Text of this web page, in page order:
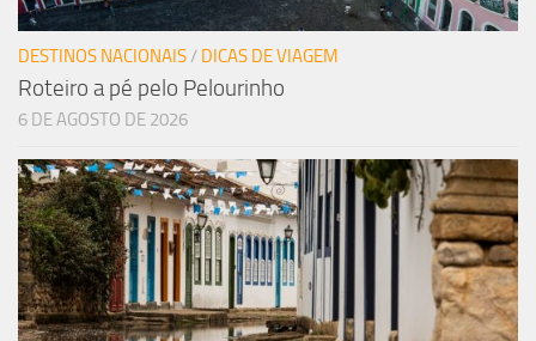
DESTINOS NACIONAIS / DICAS DE VIAGEM
Roteiro a pé pelo Pelourinho
6 DE AGOSTO DE 2026